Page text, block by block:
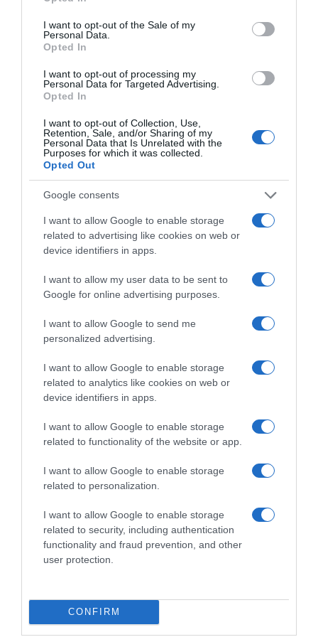
use your data for below specified purposes in below Google
consent section.
I want to opt-out of the Sale of my
Personal Data.
Opted In
I want to opt-out of processing my
Personal Data for Targeted Advertising.
Opted In
I want to opt-out of Collection, Use,
Retention, Sale, and/or Sharing of my
Personal Data that Is Unrelated with the
Purposes for which it was collected.
Opted Out
Google consents
I want to allow Google to enable storage
related to advertising like cookies on web or
device identifiers in apps.
I want to allow my user data to be sent to
Google for online advertising purposes.
I want to allow Google to send me
personalized advertising.
I want to allow Google to enable storage
related to analytics like cookies on web or
device identifiers in apps.
I want to allow Google to enable storage
related to functionality of the website or app.
I want to allow Google to enable storage
related to personalization.
I want to allow Google to enable storage
related to security, including authentication
functionality and fraud prevention, and other
user protection.
CONFIRM
© Vivien Paille | Crédits Photos : © Vivien Paille x Feeleat | Tous droits
de reproduction réservés
Mots-clés Quinoa au Lait Vivien Paille®